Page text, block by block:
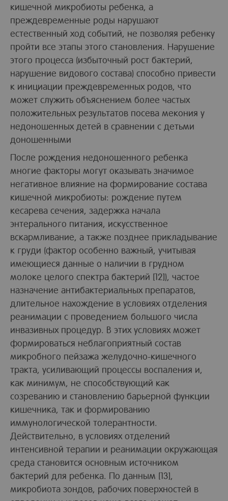
кишечной микробиоты ребенка, а
преждевременные роды нарушают
естественный ход событий, не позволяя ребенку
пройти все этапы этого становления. Нарушение
этого процесса (избыточный рост бактерий,
нарушение видового состава) способно привести
к инициации преждевременных родов, что
может служить объяснением более частых
положительных результатов посева мекония у
недоношенных детей в сравнении с детьми
доношенными
После рождения недоношенного ребенка
многие факторы могут оказывать значимое
негативное влияние на формирование состава
кишечной микробиоты: рождение путем
кесарева сечения, задержка начала
энтерального питания, искусственное
вскармливание, а также позднее прикладывание
к груди (фактор особенно важный, учитывая
имеющиеся данные о наличии в грудном
молоке целого спектра бактерий [12]), частое
назначение антибактериальных препаратов,
длительное нахождение в условиях отделения
реанимации с проведением большого числа
инвазивных процедур. В этих условиях может
формироваться неблагоприятный состав
микробного пейзажа желудочно-кишечного
тракта, усиливающий процессы воспаления и,
как минимум, не способствующий как
созреванию и становлению барьерной функции
кишечника, так и формированию
иммунологической толерантности.
Действительно, в условиях отделений
интенсивной терапии и реанимации окружающая
среда становится основным источником
бактерий для ребенка. По данным [13],
микробиота зондов, рабочих поверхностей в